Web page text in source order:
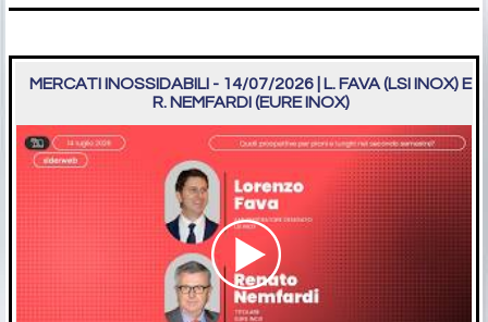
MERCATI INOSSIDABILI - 14/07/2026 | L. FAVA (LSI INOX) E
R. NEMFARDI (EURE INOX)